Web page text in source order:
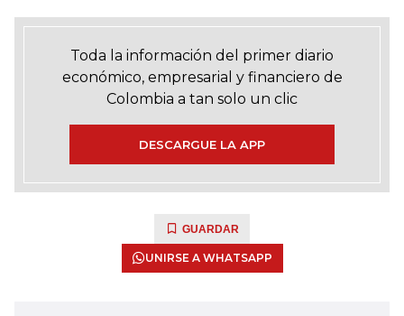
Toda la información del primer diario
económico, empresarial y financiero de
Colombia a tan solo un clic
DESCARGUE LA APP
GUARDAR
UNIRSE A WHATSAPP